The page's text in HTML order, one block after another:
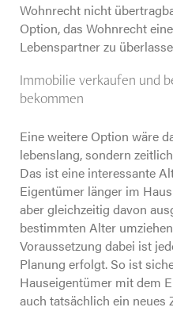
Wohnrecht nicht
Option, das Wohnrecht
Lebenspartner zu
Immobilie verkaufen und
bekommen
Eine weitere Option wäre
lebenslang, sondern
Das ist eine interessante
Eigentümer länger im
aber gleichzeitig davon
bestimmten Alter
Voraussetzung dabei ist
Planung erfolgt. So ist
Hauseigentümer mit dem
auch tatsächlich ein neues